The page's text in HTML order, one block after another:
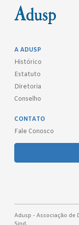
A ADUSP
Histórico
Estatuto
Diretoria
Conselho
CONTATO
Fale Conosco
Adusp - Associação de